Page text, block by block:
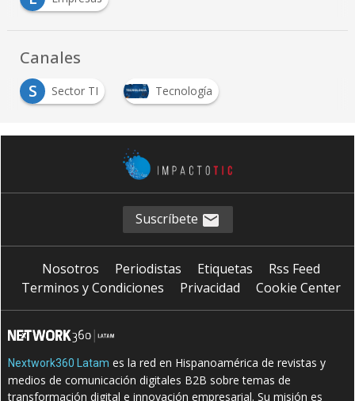
Canales
S
Sector TI Tecnología
Suscríbete
Nosotros Periodistas Etiquetas
Rss Feed
Terminos y Condiciones
Privacidad Cookie Center
Nextwork360 Latam es la red en Hispanoamérica de revistas y
medios de comunicación digitales B2B sobre temas de
transformación digital e innovación empresarial. Su misión es